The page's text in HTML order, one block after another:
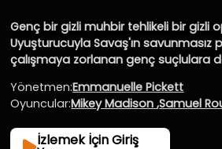
Genç bir gizli muhbir tehlikeli bir gizli
Uyuşturucuyla Savaş'ın savunmasız
çalışmaya zorlanan genç suçlulara
Yönetmen:Emmanuelle Pickett
Oyuncular:Mikey Madison ,Samuel
İzlemek İçin Giriş